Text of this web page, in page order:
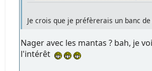
Je crois que je préfèrerais un banc
Nager avec les mantas ? bah, je
l'intérêt